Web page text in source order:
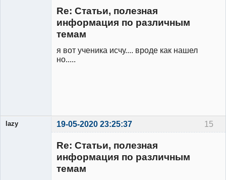
Re: Статьи, полезная
информация по различным
темам
я вот ученика исчу.... вроде как нашел
но.....
15
lazy 19-05-2020 23:25:37
Re: Статьи, полезная
информация по различным
темам